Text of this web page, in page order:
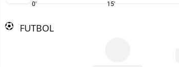
0' 15'
FUTBOL